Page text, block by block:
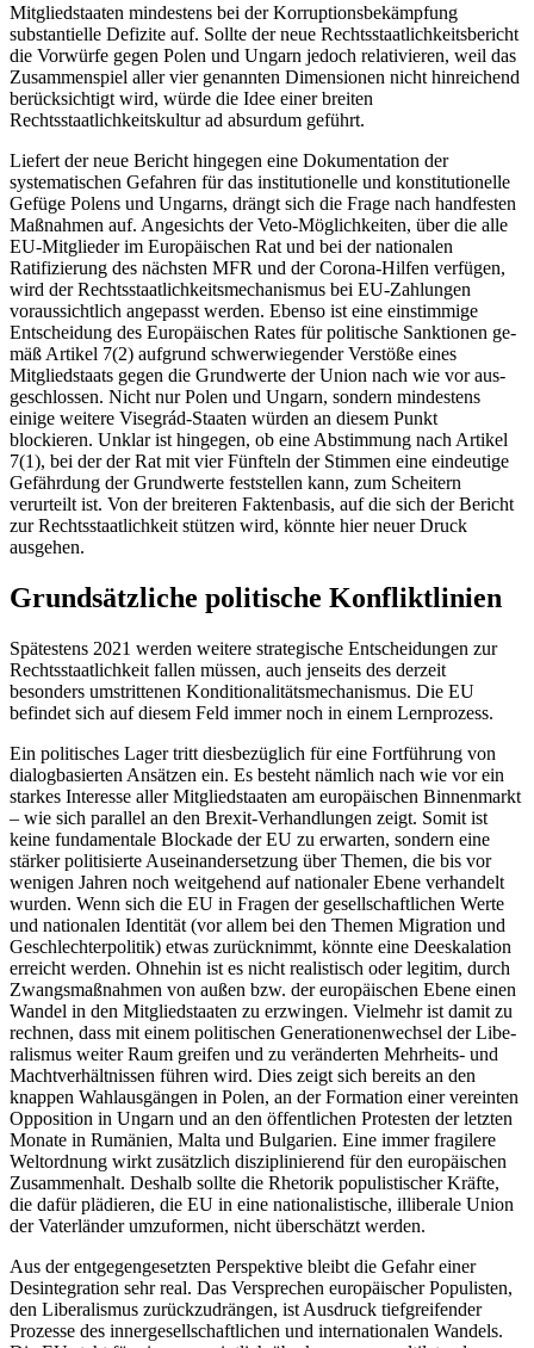
Mitgliedstaaten mindestens bei der Korrup­tions­bekämpfung
substantielle Defizite auf. Soll­te der neue Rechtsstaatlichkeitsbericht
die Vorwürfe gegen Polen und Ungarn je­doch relativieren, weil das
Zusammenspiel aller vier genannten Dimen­sionen nicht hin­rei­chend
berücksichtigt wird, würde die Idee einer breiten
Rechtsstaatlichkeitskultur ad absurdum geführt.
Liefert der neue Bericht hingegen eine Dokumentation der
systematischen Gefah­ren für das institutionelle und kon­stitutio­nelle
Gefüge Polens und Ungarns, drängt sich die Frage nach handfesten
Maß­nah­men auf. Angesichts der Veto-Möglich­kei­ten, über die alle
EU-Mitglieder im Europäi­schen Rat und bei der nationalen
Ratifizierung des nächsten MFR und der Corona-Hil­fen verfügen,
wird der Rechtsstaatlichkeits­mechanismus bei EU-Zahlungen
voraus­sichtlich angepasst werden. Ebenso ist eine einstimmige
Entscheidung des Europäischen Rates für poli­tische Sanktionen ge­
mäß Artikel 7(2) aufgrund schwerwiegender Verstöße eines
Mitgliedstaats gegen die Grundwerte der Union nach wie vor aus­
geschlossen. Nicht nur Polen und Ungarn, sondern mindestens
einige weitere Vise­grád-Staaten würden an diesem Punkt
blockieren. Unklar ist hingegen, ob eine Abstimmung nach Artikel
7(1), bei der der Rat mit vier Fünf­teln der Stimmen eine eindeutige
Gefährdung der Grundwerte feststellen kann, zum Scheitern
verurteilt ist. Von der brei­teren Faktenbasis, auf die sich der Be­richt
zur Rechtsstaatlichkeit stützen wird, könnte hier neuer Druck
ausgehen.
Grundsätzliche politische Konfliktlinien
Spätestens 2021 werden weitere strategische Entscheidungen zur
Rechtsstaatlichkeit fallen müssen, auch jenseits des derzeit
besonders umstrittenen Konditionalitätsmechanismus. Die EU
befindet sich auf die­sem Feld immer noch in einem Lernprozess.
Ein politisches Lager tritt diesbezüglich für eine Fortführung von
dialogbasierten Ansätzen ein. Es besteht nämlich nach wie vor ein
starkes Interesse aller Mitgliedstaaten am europäischen Binnenmarkt
– wie sich parallel an den Brexit-Verhandlungen zeigt. Somit ist
keine fundamentale Blocka­de der EU zu erwarten, sondern eine
stärker politi­sierte Auseinandersetzung über Themen, die bis vor
wenigen Jahren noch weit­gehend auf natio­naler Ebene verhandelt
wurden. Wenn sich die EU in Fragen der ge­sellschaftlichen Werte
und natio­nalen Identität (vor allem bei den Themen Migration und
Geschlechterpolitik) etwas zurücknimmt, könnte eine Deeskalation
erreicht werden. Ohnehin ist es nicht realis­tisch oder legitim, durch
Zwangsmaßnahmen von außen bzw. der europäischen Ebene einen
Wandel in den Mitgliedstaaten zu erzwingen. Vielmehr ist damit zu
rech­nen, dass mit einem politischen Generatio­nenwechsel der Libe­
ralismus weiter Raum greifen und zu veränderten Mehrheits- und
Machtverhältnissen führen wird. Dies zeigt sich bereits an den
knappen Wahl­ausgän­gen in Polen, an der Formation einer ver­einten
Op­posi­tion in Ungarn und an den öffentlichen Protesten der letzten
Monate in Rumänien, Malta und Bulgarien. Eine immer fragilere
Weltordnung wirkt zusätz­lich disziplinierend für den europäischen
Zusammenhalt. Deshalb sollte die Rhetorik populistischer Kräfte,
die dafür plädieren, die EU in eine nationalistische, illiberale Union
der Vaterländer umzuformen, nicht überschätzt werden.
Aus der entgegengesetzten Perspektive bleibt die Gefahr einer
Desintegration sehr real. Das Versprechen europäischer Popu­lis­ten,
den Liberalismus zurückzudrängen, ist Ausdruck tiefgreifender
Prozesse des inner­gesellschaftlichen und internationalen Wan­dels.